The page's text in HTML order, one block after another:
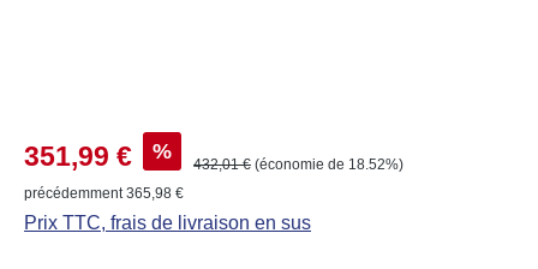
Prix de vente :
351,99 € % Prix régulier :
432,01 € (économie de 18.52%)
précédemment 365,98 €
Prix TTC, frais de livraison en sus